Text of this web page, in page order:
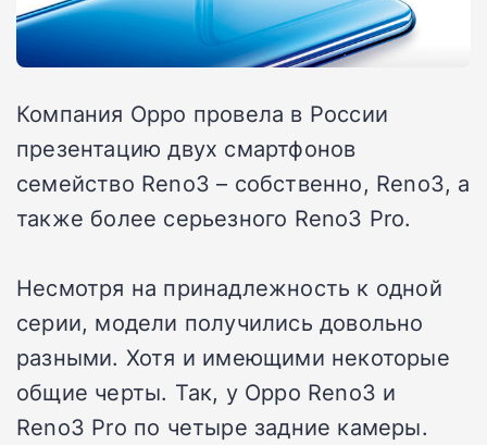
Компания Oppo провела в России
презентацию двух смартфонов
семейство Reno3 – собственно, Reno3, а
также более серьезного Reno3 Pro.
Несмотря на принадлежность к одной
серии, модели получились довольно
разными. Хотя и имеющими некоторые
общие черты. Так, у Oppo Reno3 и
Reno3 Pro по четыре задние камеры.